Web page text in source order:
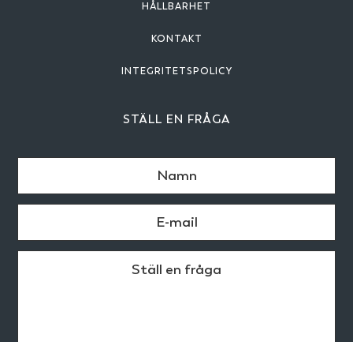
HÅLLBARHET
KONTAKT
INTEGRITETSPOLICY
STÄLL EN FRÅGA